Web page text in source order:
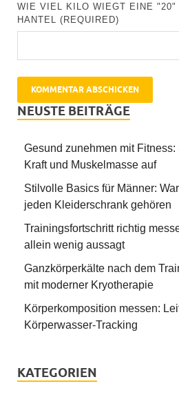
WIE VIEL KILO WIEGT EINE "20"
HANTEL (REQUIRED)
NEUSTE BEITRÄGE
Gesund zunehmen mit
Kraft und Muskelmasse auf
Stilvolle Basics für Männer:
jeden Kleiderschrank gehören
Trainingsfortschritt richtig
allein wenig aussagt
Ganzkörperkälte nach dem
mit moderner Kryotherapie
Körperkomposition messen:
Körperwasser-Tracking
KATEGORIEN